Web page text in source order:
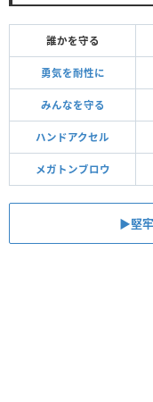
誰かを守る
勇気を耐性に
みんなを守る
ハンドアクセル
メガトンブロウ
▶︎堅